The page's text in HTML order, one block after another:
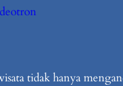
tidak hanya